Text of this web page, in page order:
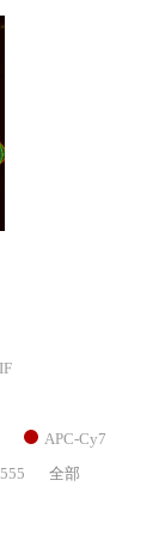
APC-Cy7
全部